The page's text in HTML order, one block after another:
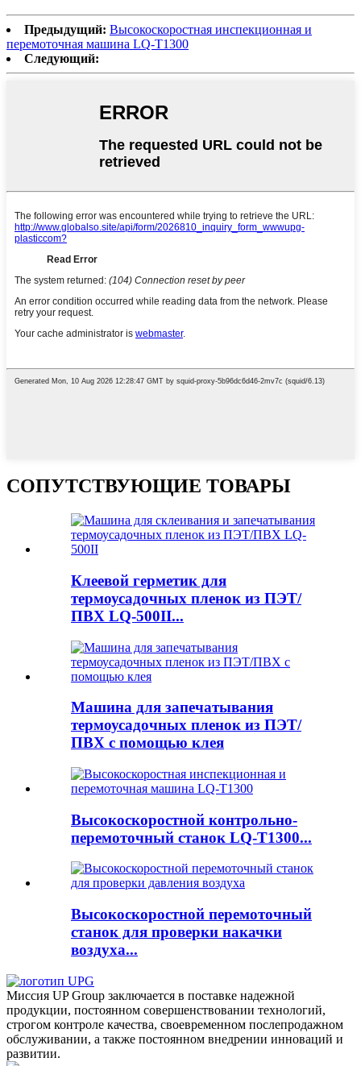
Предыдущий: Высокоскоростная инспекционная и
перемоточная машина LQ-T1300
Следующий:
СОПУТСТВУЮЩИЕ ТОВАРЫ
Клеевой герметик для
термоусадочных пленок из ПЭТ/
ПВХ LQ-500II...
Машина для запечатывания
термоусадочных пленок из ПЭТ/
ПВХ с помощью клея
Высокоскоростной контрольно-
перемоточный станок LQ-T1300...
Высокоскоростной перемоточный
станок для проверки накачки
воздуха...
Миссия UP Group заключается в поставке надежной
продукции, постоянном совершенствовании технологий,
строгом контроле качества, своевременном послепродажном
обслуживании, а также постоянном внедрении инноваций и
развитии.